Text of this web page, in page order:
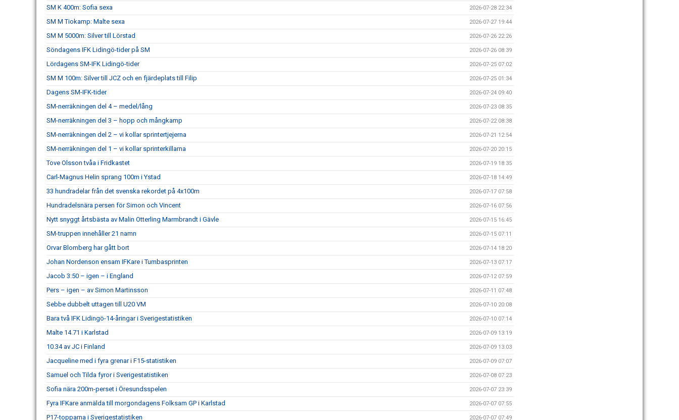
SM K 400m: Sofia sexa 2026-07-28 22:34
SM M Tiokamp: Malte sexa 2026-07-27 19:44
SM M 5000m: Silver till Lörstad 2026-07-26 22:26
Söndagens IFK Lidingö-tider på SM 2026-07-26 08:39
Lördagens SM-IFK Lidingö-tider 2026-07-25 07:02
SM M 100m: Silver till JCZ och en fjärdeplats till Filip 2026-07-25 01:34
Dagens SM-IFK-tider 2026-07-24 09:40
SM-nerräkningen del 4 – medel/lång 2026-07-23 08:35
SM-nerräkningen del 3 – hopp och mångkamp 2026-07-22 08:38
SM-nerräkningen del 2 – vi kollar sprintertjejerna 2026-07-21 12:54
SM-nerräkningen del 1 – vi kollar sprinterkillarna 2026-07-20 20:15
Tove Olsson tvåa i Fridkastet 2026-07-19 18:35
Carl-Magnus Helin sprang 100m i Ystad 2026-07-18 14:49
33 hundradelar från det svenska rekordet på 4x100m 2026-07-17 07:58
Hundradelsnära persen för Simon och Vincent 2026-07-16 07:56
Nytt snyggt årtsbästa av Malin Otterling Marmbrandt i Gävle 2026-07-15 16:45
SM-truppen innehåller 21 namn 2026-07-15 07:11
Orvar Blomberg har gått bort 2026-07-14 18:20
Johan Nordenson ensam IFKare i Tumbasprinten 2026-07-13 07:17
Jacob 3:50 – igen – i England 2026-07-12 07:59
Pers – igen – av Simon Martinsson 2026-07-11 07:48
Sebbe dubbelt uttagen till U20 VM 2026-07-10 20:08
Bara två IFK Lidingö-14-åringar i Sverigestatistiken 2026-07-10 07:14
Malte 14.71 i Karlstad 2026-07-09 13:19
10.34 av JC i Finland 2026-07-09 13:03
Jacqueline med i fyra grenar i F15-statistiken 2026-07-09 07:07
Samuel och Tilda fyror i Sverigestatistiken 2026-07-08 07:23
Sofia nära 200m-perset i Öresundsspelen 2026-07-07 23:39
Fyra IFKare anmälda till morgondagens Folksam GP i Karlstad 2026-07-07 07:55
P17-topparna i Sverigestatistiken 2026-07-07 07:49